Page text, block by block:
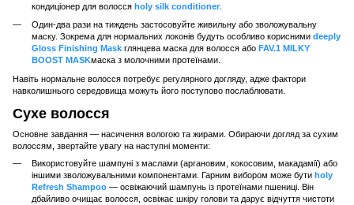
кондиціонер для волосся holy silk conditioner
Один-два рази на тиждень застосовуйте живильну або зволожувальну
маску. Зокрема для нормальних локонів будуть особливо корисними deeply
Gloss Finishing Mask глянцева маска для волосся або FAV.1 MILKY
BOOST MASKмаска з молочними протеїнами.
Навіть нормальне волосся потребує регулярного догляду, адже фактори
навколишнього середовища можуть його поступово послаблювати.
Сухе волосся
Основне завдання — насичення вологою та жирами. Обираючи догляд за сухим
волоссям, звертайте увагу на наступні моменти:
Використовуйте шампуні з маслами (аргановим, кокосовим, макадамії) або
іншими зволожувальними компонентами. Гарним вибором може бути holy
Refresh Shampoo — освіжаючий шампунь із протеїнами пшениці. Він
дбайливо очищає волосся, освіжає шкіру голови та дарує відчуття чистоти